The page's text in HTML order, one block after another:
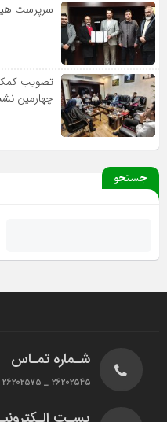
سرپرست
تصویب کمک
چهارمین
جستجو
شـماره تمـاس
۲۶۲۰۲۵۴۵ _ ۲۶۲۰۲۵۷۵